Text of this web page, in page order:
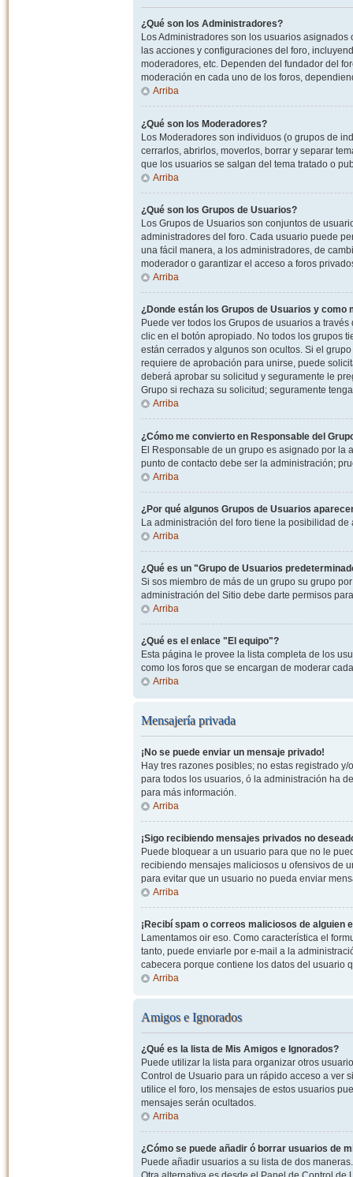
¿Qué son los Administradores?
Los Administradores son los usuarios
las acciones y configuraciones del foro,
moderadores, etc. Dependen del fundador del
moderación en cada uno de los foros,
Arriba
¿Qué son los Moderadores?
Los Moderadores son individuos (o grupos de
cerrarlos, abrirlos, moverlos, borrar y separar
que los usuarios se salgan del tema tratado o
Arriba
¿Qué son los Grupos de Usuarios?
Los Grupos de Usuarios son conjuntos de
administradores del foro. Cada usuario puede
una fácil manera, a los administradores, de
moderador o garantizar el acceso a foros
Arriba
¿Donde están los Grupos de Usuarios y como
Puede ver todos los Grupos de usuarios a
clic en el botón apropiado. No todos los grupos
están cerrados y algunos son ocultos. Si el
requiere de aprobación para unirse, puede
deberá aprobar su solicitud y seguramente le
Grupo si rechaza su solicitud; seguramente
Arriba
¿Cómo me convierto en Responsable del
El Responsable de un grupo es asignado por la
punto de contacto debe ser la administración;
Arriba
¿Por qué algunos Grupos de Usuarios
La administración del foro tiene la posibilidad
Arriba
¿Qué es un "Grupo de Usuarios
Si sos miembro de más de un grupo su grupo
administración del Sitio debe darte permisos
Arriba
¿Qué es el enlace "El equipo"?
Esta página le provee la lista completa de los
como los foros que se encargan de moderar
Arriba
Mensajería privada
¡No se puede enviar un mensaje privado!
Hay tres razones posibles; no estas registrado
para todos los usuarios, ó la administración ha
para más información.
Arriba
¡Sigo recibiendo mensajes privados no
Puede bloquear a un usuario para que no le
recibiendo mensajes maliciosos u ofensivos de
para evitar que un usuario no pueda enviar
Arriba
¡Recibí spam o correos maliciosos de alguien
Lamentamos oir eso. Como característica el
tanto, puede enviarle por e-mail a la
cabecera porque contiene los datos del usuario
Arriba
Amigos e Ignorados
¿Qué es la lista de Mis Amigos e Ignorados?
Puede utilizar la lista para organizar otros
Control de Usuario para un rápido acceso a ver
utilice el foro, los mensajes de estos usuarios
mensajes serán ocultados.
Arriba
¿Cómo se puede añadir ó borrar usuarios de
Puede añadir usuarios a su lista de dos